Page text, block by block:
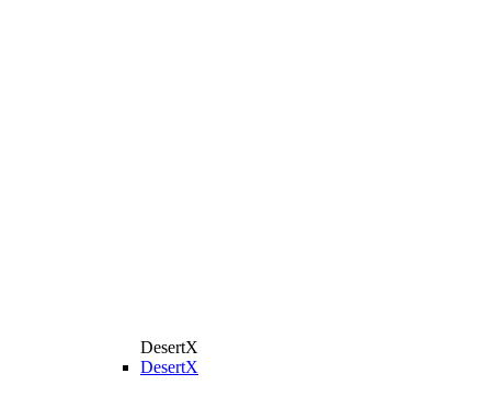
DesertX
DesertX